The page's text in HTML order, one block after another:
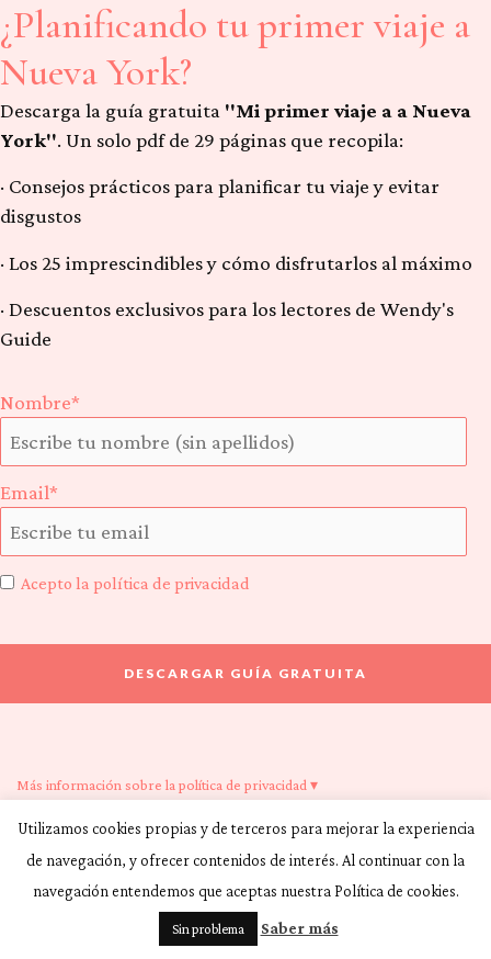
¿Planificando tu primer viaje a
Nueva York?
Descarga la guía gratuita "Mi primer viaje a a Nueva
York". Un solo pdf de 29 páginas que recopila:
· Consejos prácticos para planificar tu viaje y evitar
disgustos
· Los 25 imprescindibles y cómo disfrutarlos al máximo
· Descuentos exclusivos para los lectores de Wendy's
Guide
Nombre*
Email*
Acepto la política de privacidad
Más información sobre la política de privacidad ▾
Deja un comentario
Tu dirección de correo electrónico no será
Utilizamos cookies propias y de terceros para mejorar la experiencia
de navegación, y ofrecer contenidos de interés. Al continuar con la
navegación entendemos que aceptas nuestra Política de cookies.
Sin problema Saber más